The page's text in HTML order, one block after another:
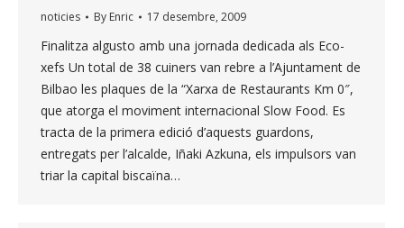
noticies By Enric 17 desembre, 2009
Finalitza algusto amb una jornada dedicada als Eco-
xefs Un total de 38 cuiners van rebre a l’Ajuntament de
Bilbao les plaques de la “Xarxa de Restaurants Km 0″,
que atorga el moviment internacional Slow Food. Es
tracta de la primera edició d’aquests guardons,
entregats per l’alcalde, Iñaki Azkuna, els impulsors van
triar la capital biscaïna…